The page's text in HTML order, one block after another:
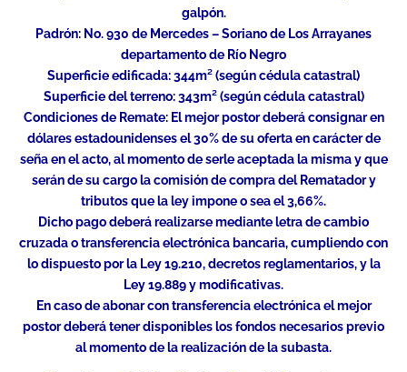
galpón.
Padrón: No. 930 de Mercedes – Soriano de Los Arrayanes
departamento de Río Negro
Superficie edificada: 344m² (según cédula catastral)
Superficie del terreno: 343m² (según cédula catastral)
Condiciones de Remate: El mejor postor deberá consignar en
dólares estadounidenses el 30% de su oferta en carácter de
seña en el acto, al momento de serle aceptada la misma y que
serán de su cargo la comisión de compra del Rematador y
tributos que la ley impone o sea el 3,66%.
Dicho pago deberá realizarse mediante letra de cambio
cruzada o transferencia electrónica bancaria, cumpliendo con
lo dispuesto por la Ley 19.210, decretos reglamentarios, y la
Ley 19.889 y modificativas.
En caso de abonar con transferencia electrónica el mejor
postor deberá tener disponibles los fondos necesarios previo
al momento de la realización de la subasta.